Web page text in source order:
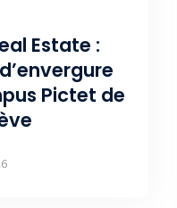
Estate :
Pictet de